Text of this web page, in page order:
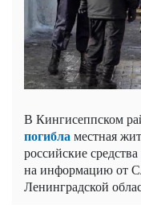
В Кингисеппском
погибламестная
российские
на информацию от
Ленинградской